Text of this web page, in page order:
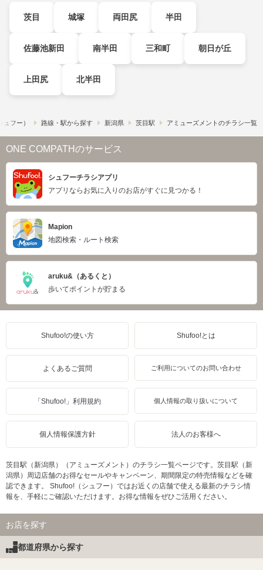
茨目 城塚 両田尻 半田
佐藤池新田 南半田 三和町 朝日が丘
上田尻 北半田
フー） 路線・駅から探す 新潟県 茨目駅 アミューズメントのチラシ一覧
ONE COMPATHのサービス
シュフーチラシアプリ
アプリならお気に入りのお店がすぐに見つかる！
Mapion
地図検索・ルート検索
aruku&（あるくと）
歩いてポイントが貯まる
Shufoo!の使い方 Shufoo!とは
よくあるご質問 ご利用についてのお問い合わせ
「Shufoo!」利用規約 個人情報の取り扱いについて
個人情報保護方針 法人のお客様へ
茨目駅（新潟県）（アミューズメント）のチラシ一覧ページです。茨目駅（新
潟県）周辺店舗のお得なセールやキャンペーン、期間限定の特売情報などを確
認できます。 Shufoo!（シュフー）ではお近くの店舗で使える最新のチラシ情
報を、手軽にご確認いただけます。お得な情報をぜひご活用ください。
お店を探す
都道府県から探す